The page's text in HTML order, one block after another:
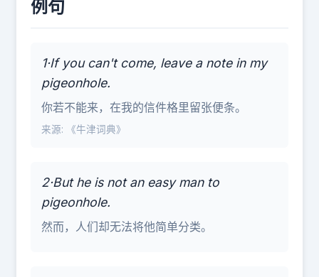
例句
1·If you can't come, leave a note in my
pigeonhole.
你若不能来，在我的信件格里留张便条。
来源: 《牛津词典》
2·But he is not an easy man to
pigeonhole.
然而，人们却无法将他简单分类。